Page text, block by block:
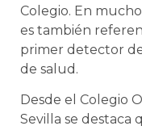
Colegio. En
es también
primer detector
de salud.
Desde el Colegio
Sevilla se destaca